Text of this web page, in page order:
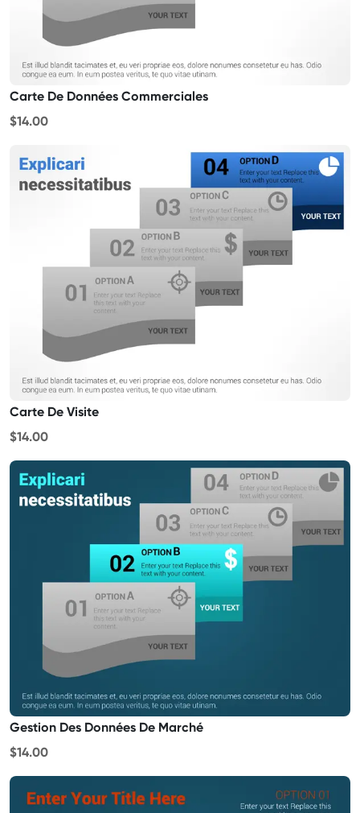
Carte De Données Commerciales
$14.00
Carte De Visite
$14.00
Gestion Des Données De Marché
$14.00